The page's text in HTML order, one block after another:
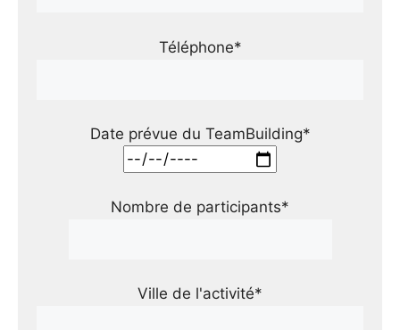
Téléphone*
Date prévue du TeamBuilding*
Nombre de participants*
Ville de l'activité*